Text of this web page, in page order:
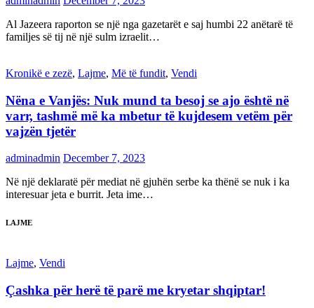
Al Jazeera raporton se një nga gazetarët e saj humbi 22 anëtarë të
familjes së tij në një sulm izraelit…
Kronikë e zezë, Lajme, Më të fundit, Vendi
Nëna e Vanjës: Nuk mund ta besoj se ajo është në
varr, tashmë më ka mbetur të kujdesem vetëm për
vajzën tjetër
adminadmin December 7, 2023
Në një deklaratë për mediat në gjuhën serbe ka thënë se nuk i ka
interesuar jeta e burrit. Jeta ime…
LAJME
Lajme, Vendi
Çashka për herë të parë me kryetar shqiptar!